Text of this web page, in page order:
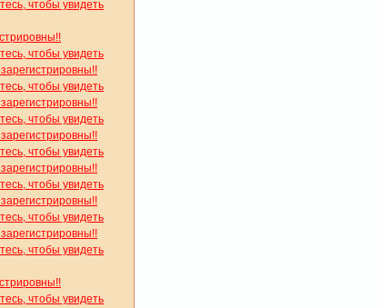
чтобы увидеть
чтобы увидеть
чтобы увидеть
чтобы увидеть
чтобы увидеть
чтобы увидеть
чтобы увидеть
чтобы увидеть
чтобы увидеть